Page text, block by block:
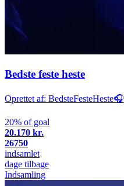
Bedste feste heste
Oprettet af: BedsteFesteHeste🎧
20% of goal
20.170 kr.
26750
indsamlet
dage tilbage
Indsamling